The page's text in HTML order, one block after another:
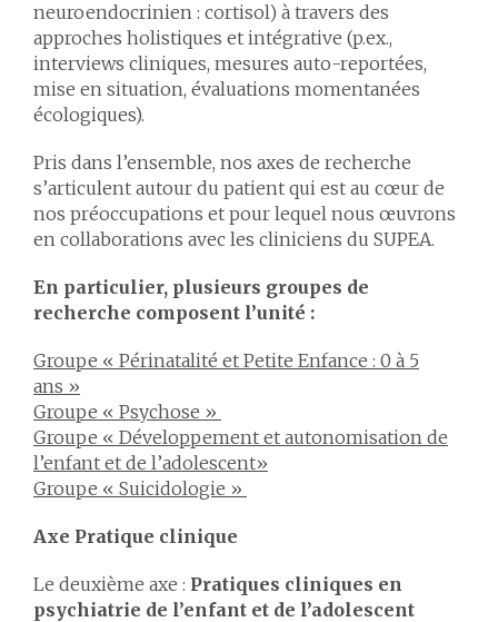
neuroendocrinien : cortisol) à travers des
approches holistiques et intégrative (p.ex.,
interviews cliniques, mesures auto-reportées,
mise en situation, évaluations momentanées
écologiques).
Pris dans l’ensemble, nos axes de recherche
s’articulent autour du patient qui est au cœur de
nos préoccupations et pour lequel nous œuvrons
en collaborations avec les cliniciens du SUPEA.
En particulier, plusieurs groupes de
recherche composent l’unité :
Groupe « Périnatalité et Petite Enfance : 0 à 5
ans »
Groupe « Psychose »
Groupe « Développement et autonomisation de
l’enfant et de l’adolescent»
Groupe « Suicidologie »
Axe Pratique clinique
Le deuxième axe : Pratiques cliniques en
psychiatrie de l’enfant et de l’adolescent